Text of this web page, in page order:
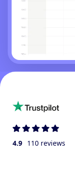
4.9 110 reviews